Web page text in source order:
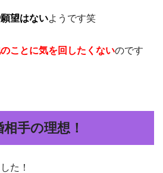
望はないようです笑
ことに気を回したくないのです
手の理想！
た！